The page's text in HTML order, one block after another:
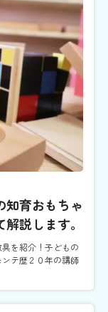
知育おもちゃ
説します。
を紹介！子どもの
テ歴２０年の講師